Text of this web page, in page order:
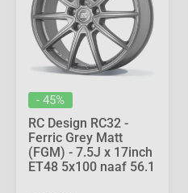
- 45%
RC Design RC32 -
Ferric Grey Matt
(FGM) - 7.5J x 17inch
ET48 5x100 naaf 56.1